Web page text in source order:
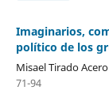
Imaginarios,
político de los
Misael Tirado Acero
71-94